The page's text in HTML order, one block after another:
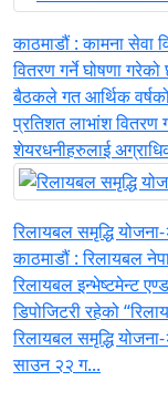
काठमाडौं : कामना
वितरण गर्ने घोषणा
बैठकले गत आर्थिक
प्रतिशत लाभांश वितरण
शेयरधनीहरुलाई
रिलायबल समृद्धि
काठमाडौं : रिलायबल
रिलायबल इन्भेष्टमेन्ट
डिपोजिटरी रहेको
रिलायबल समृद्धि
साउन २२ ग...